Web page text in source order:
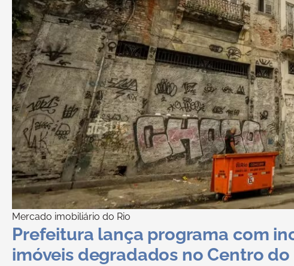
Mercado imobiliário do Rio
Prefeitura lança programa com
imóveis degradados no Centro do